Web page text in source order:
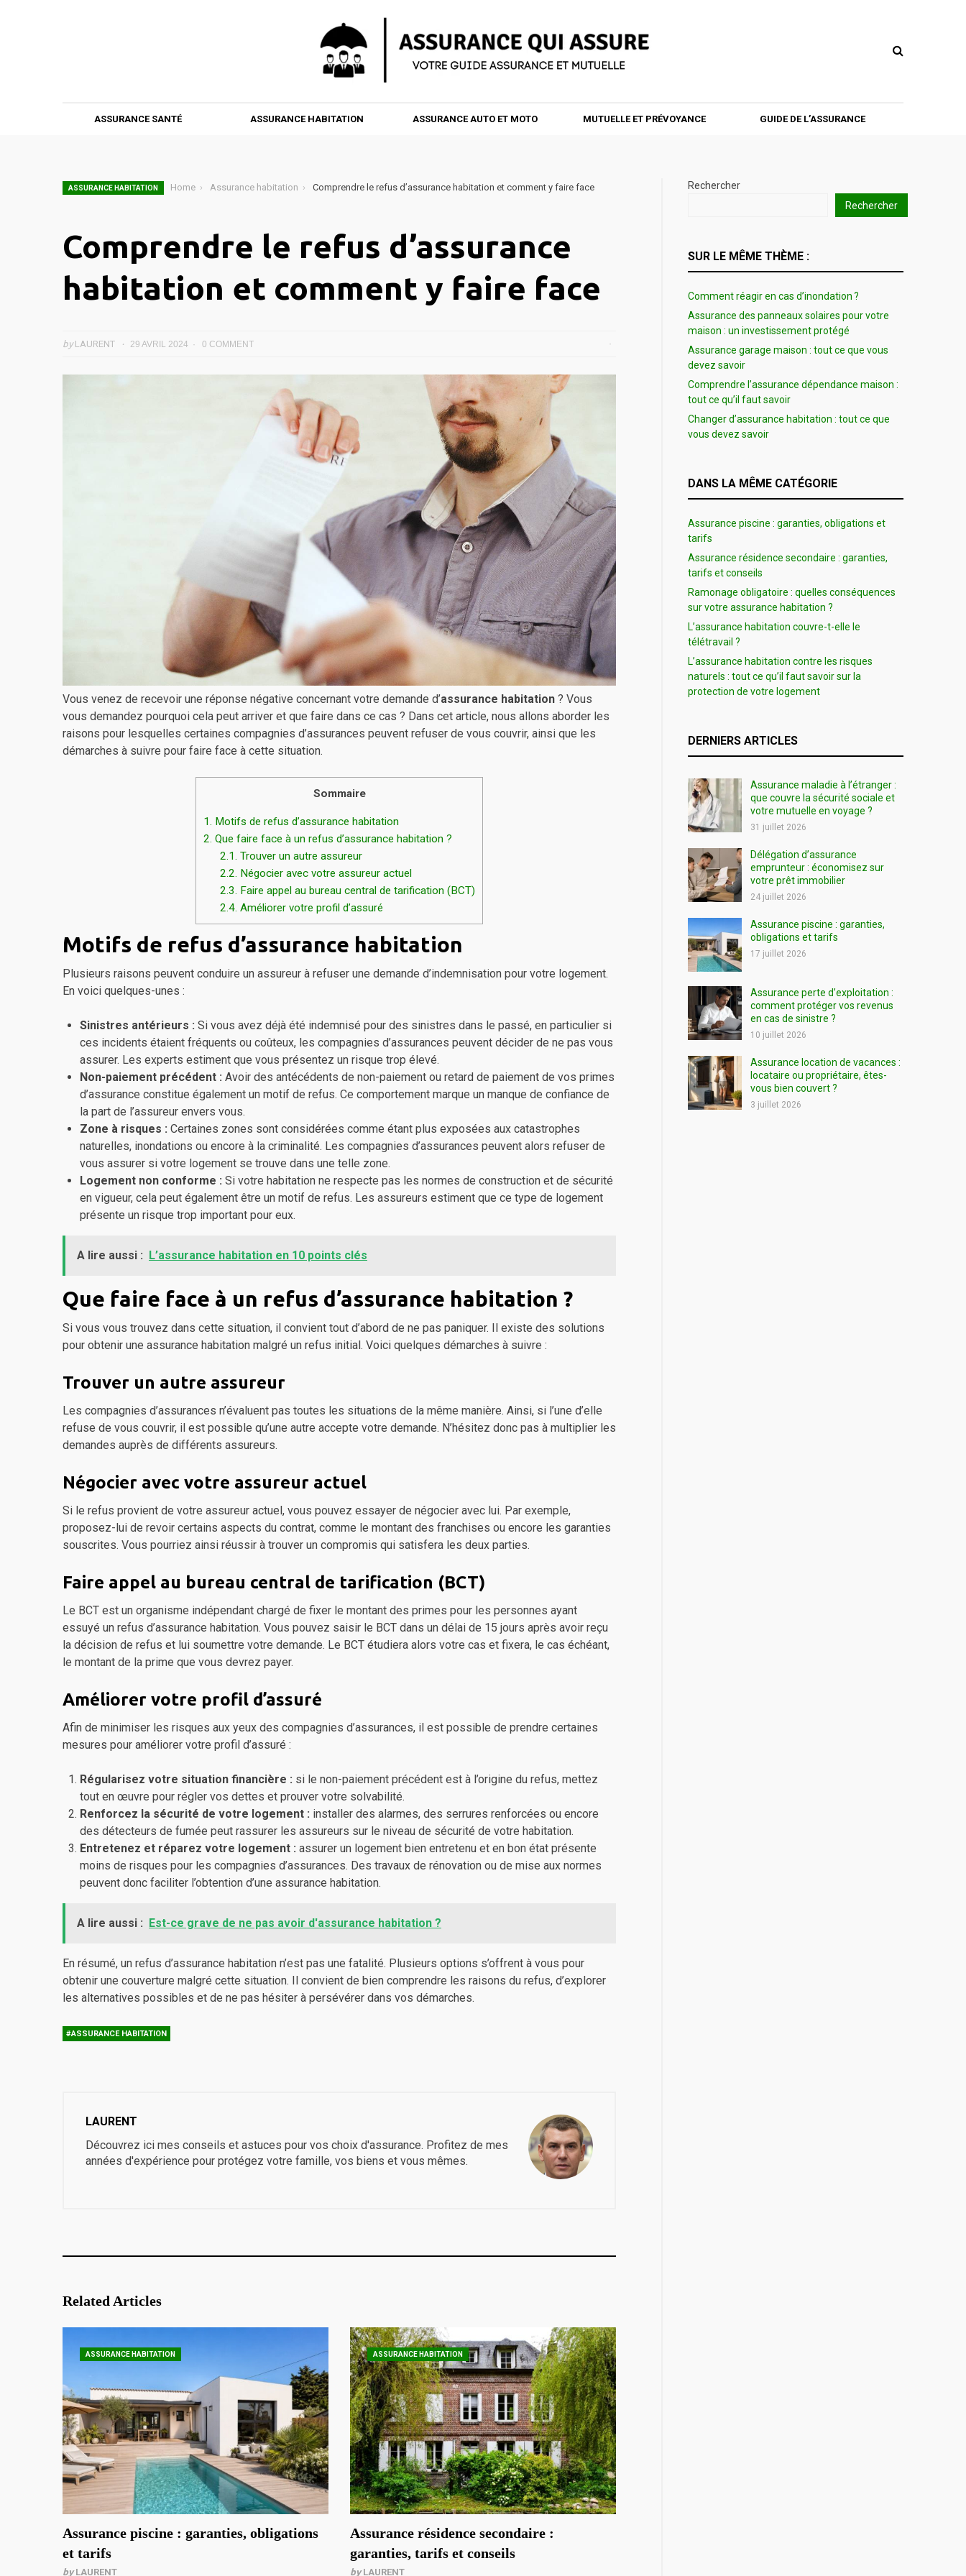
ASSURANCE SANTÉ ASSURANCE HABITATION ASSURANCE AUTO ET MOTO MUTUELLE ET PRÉVOYANCE GUIDE DE L’ASSURANCE
ASSURANCE HABITATION Home Assurance habitation Comprendre le refus d’assurance habitation et comment y faire face
Comprendre le refus d’assurance
habitation et comment y faire face
byLAURENT 29 AVRIL 2024 0 COMMENT
Vous venez de recevoir une réponse négative concernant votre demande d’assurance habitation ? Vous
vous demandez pourquoi cela peut arriver et que faire dans ce cas ? Dans cet article, nous allons aborder les
raisons pour lesquelles certaines compagnies d’assurances peuvent refuser de vous couvrir, ainsi que les
démarches à suivre pour faire face à cette situation.
Sommaire
1. Motifs de refus d’assurance habitation
2. Que faire face à un refus d’assurance habitation ?
2.1. Trouver un autre assureur
2.2. Négocier avec votre assureur actuel
2.3. Faire appel au bureau central de tarification (BCT)
2.4. Améliorer votre profil d’assuré
Motifs de refus d’assurance habitation
Plusieurs raisons peuvent conduire un assureur à refuser une demande d’indemnisation pour votre logement.
En voici quelques-unes :
Sinistres antérieurs : Si vous avez déjà été indemnisé pour des sinistres dans le passé, en particulier si
ces incidents étaient fréquents ou coûteux, les compagnies d’assurances peuvent décider de ne pas vous
assurer. Les experts estiment que vous présentez un risque trop élevé.
Non-paiement précédent : Avoir des antécédents de non-paiement ou retard de paiement de vos primes
d’assurance constitue également un motif de refus. Ce comportement marque un manque de confiance de
la part de l’assureur envers vous.
Zone à risques : Certaines zones sont considérées comme étant plus exposées aux catastrophes
naturelles, inondations ou encore à la criminalité. Les compagnies d’assurances peuvent alors refuser de
vous assurer si votre logement se trouve dans une telle zone.
Logement non conforme : Si votre habitation ne respecte pas les normes de construction et de sécurité
en vigueur, cela peut également être un motif de refus. Les assureurs estiment que ce type de logement
présente un risque trop important pour eux.
A lire aussi : L’assurance habitation en 10 points clés
Que faire face à un refus d’assurance habitation ?
Si vous vous trouvez dans cette situation, il convient tout d’abord de ne pas paniquer. Il existe des solutions
pour obtenir une assurance habitation malgré un refus initial. Voici quelques démarches à suivre :
Trouver un autre assureur
Les compagnies d’assurances n’évaluent pas toutes les situations de la même manière. Ainsi, si l’une d’elle
refuse de vous couvrir, il est possible qu’une autre accepte votre demande. N’hésitez donc pas à multiplier les
demandes auprès de différents assureurs.
Négocier avec votre assureur actuel
Si le refus provient de votre assureur actuel, vous pouvez essayer de négocier avec lui. Par exemple,
proposez-lui de revoir certains aspects du contrat, comme le montant des franchises ou encore les garanties
souscrites. Vous pourriez ainsi réussir à trouver un compromis qui satisfera les deux parties.
Faire appel au bureau central de tarification (BCT)
Le BCT est un organisme indépendant chargé de fixer le montant des primes pour les personnes ayant
essuyé un refus d’assurance habitation. Vous pouvez saisir le BCT dans un délai de 15 jours après avoir reçu
la décision de refus et lui soumettre votre demande. Le BCT étudiera alors votre cas et fixera, le cas échéant,
le montant de la prime que vous devrez payer.
Améliorer votre profil d’assuré
Afin de minimiser les risques aux yeux des compagnies d’assurances, il est possible de prendre certaines
mesures pour améliorer votre profil d’assuré :
Régularisez votre situation financière : si le non-paiement précédent est à l’origine du refus, mettez
tout en œuvre pour régler vos dettes et prouver votre solvabilité.
Renforcez la sécurité de votre logement : installer des alarmes, des serrures renforcées ou encore
des détecteurs de fumée peut rassurer les assureurs sur le niveau de sécurité de votre habitation.
Entretenez et réparez votre logement : assurer un logement bien entretenu et en bon état présente
moins de risques pour les compagnies d’assurances. Des travaux de rénovation ou de mise aux normes
peuvent donc faciliter l’obtention d’une assurance habitation.
A lire aussi : Est-ce grave de ne pas avoir d'assurance habitation ?
En résumé, un refus d’assurance habitation n’est pas une fatalité. Plusieurs options s’offrent à vous pour
obtenir une couverture malgré cette situation. Il convient de bien comprendre les raisons du refus, d’explorer
les alternatives possibles et de ne pas hésiter à persévérer dans vos démarches.
#ASSURANCE HABITATION
LAURENT
Découvrez ici mes conseils et astuces pour vos choix d'assurance. Profitez de mes
années d'expérience pour protégez votre famille, vos biens et vous mêmes.
Related Articles
ASSURANCE HABITATION
Assurance piscine : garanties, obligations
et tarifs
byLAURENT
ASSURANCE HABITATION
Assurance résidence secondaire :
garanties, tarifs et conseils
byLAURENT
Rechercher
Rechercher
SUR LE MÊME THÈME :
Comment réagir en cas d’inondation ?
Assurance des panneaux solaires pour votre
maison : un investissement protégé
Assurance garage maison : tout ce que vous
devez savoir
Comprendre l’assurance dépendance maison :
tout ce qu’il faut savoir
Changer d’assurance habitation : tout ce que
vous devez savoir
DANS LA MÊME CATÉGORIE
Assurance piscine : garanties, obligations et
tarifs
Assurance résidence secondaire : garanties,
tarifs et conseils
Ramonage obligatoire : quelles conséquences
sur votre assurance habitation ?
L’assurance habitation couvre-t-elle le
télétravail ?
L’assurance habitation contre les risques
naturels : tout ce qu’il faut savoir sur la
protection de votre logement
DERNIERS ARTICLES
Assurance maladie à l’étranger :
que couvre la sécurité sociale et
votre mutuelle en voyage ?
31 juillet 2026
Délégation d’assurance
emprunteur : économisez sur
votre prêt immobilier
24 juillet 2026
Assurance piscine : garanties,
obligations et tarifs
17 juillet 2026
Assurance perte d’exploitation :
comment protéger vos revenus
en cas de sinistre ?
10 juillet 2026
Assurance location de vacances :
locataire ou propriétaire, êtes-
vous bien couvert ?
3 juillet 2026